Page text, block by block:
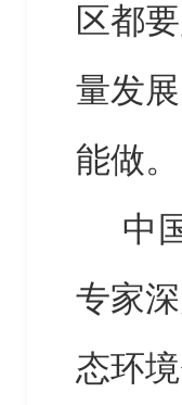
区都
量发
能做。
中
专家
态环